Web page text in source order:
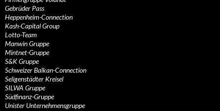
Gebrüder Pass
Heppenheim-Connection
Kash-Capital Group
Lotto-Team
Manwin Gruppe
Mintnet-Gruppe
S&K Gruppe
Schweizer Balkan-Connection
Seligenstädter Kreisel
SILWA Gruppe
Südfinanz-Gruppe
Unister Unternehmensgruppe